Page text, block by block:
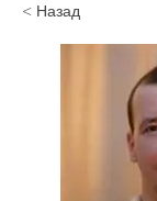
< Назад